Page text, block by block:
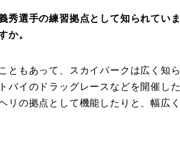
選手の練習拠点として知られていま
か。
もあって、スカイパークは広く知ら
バイのドラッグレースなどを開催した
リの拠点として機能したりと、幅広く